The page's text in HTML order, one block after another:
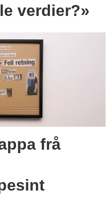
verdier?»
frå